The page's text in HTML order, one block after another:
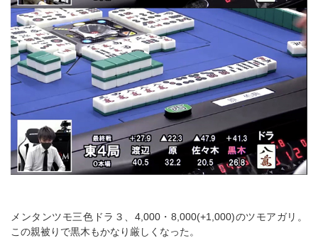
メンタンツモ三色ドラ３、4,000・8,000(+1,000)のツモアガリ。
この親被りで黒木もかなり厳しくなった。